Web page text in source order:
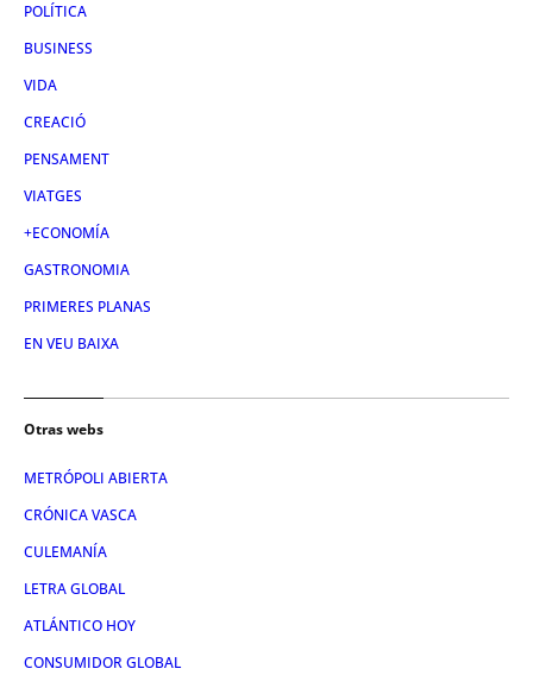
POLÍTICA
BUSINESS
VIDA
CREACIÓ
PENSAMENT
VIATGES
+ECONOMÍA
GASTRONOMIA
PRIMERES PLANAS
EN VEU BAIXA
Otras webs
METRÓPOLI ABIERTA
CRÓNICA VASCA
CULEMANÍA
LETRA GLOBAL
ATLÁNTICO HOY
CONSUMIDOR GLOBAL